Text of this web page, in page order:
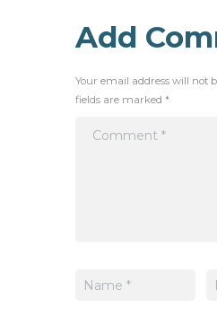
Add
Your email address will not
fields are marked *